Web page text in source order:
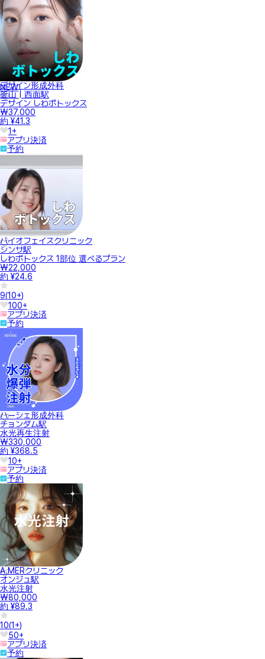
NEW
デザイン形成外科
釜山 | 西面駅
デザイン しわボトックス
₩37,000
約 ¥41.3
1+
アプリ決済
予約
バイオフェイスクリニック
シンサ駅
しわボトックス 1部位 選べるプラン
₩22,000
約 ¥24.6
9(10+)
100+
アプリ決済
予約
ハーシェ形成外科
チョンダム駅
水光再生注射
₩330,000
約 ¥368.5
10+
アプリ決済
予約
A.MERクリニック
オンジュ駅
水光注射
₩80,000
約 ¥89.3
10(1+)
50+
アプリ決済
予約